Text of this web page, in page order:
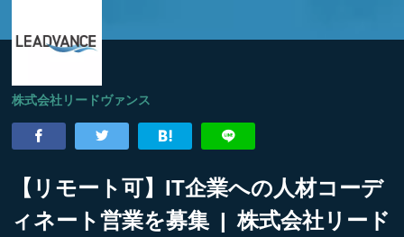
株式会社リードヴァンス
【リモート可】IT企業への人材コーデ
ィネート営業を募集 | 株式会社リード